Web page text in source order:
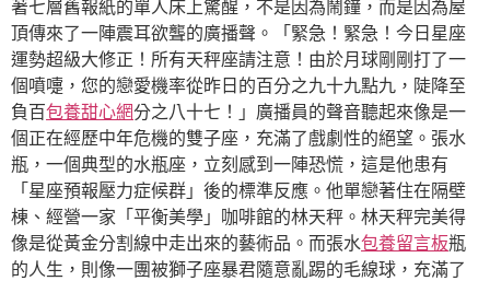
著七層舊報紙的單人床上驚醒，不是因為鬧鐘，而是因為屋
頂傳來了一陣震耳欲聾的廣播聲。「緊急！緊急！今日星座
運勢超級大修正！所有天秤座請注意！由於月球剛剛打了一
個噴嚏，您的戀愛機率從昨日的百分之九十九點九，陡降至
負百包養甜心網分之八十七！」廣播員的聲音聽起來像是一
個正在經歷中年危機的雙子座，充滿了戲劇性的絕望。張水
瓶，一個典型的水瓶座，立刻感到一陣恐慌，這是他患有
「星座預報壓力症候群」後的標準反應。他單戀著住在隔壁
棟、經營一家「平衡美學」咖啡館的林天秤。林天秤完美得
像是從黃金分割線中走出來的藝術品。而張水包養留言板瓶
的人生，則像一團被獅子座暴君隨意亂踢的毛線球，充滿了